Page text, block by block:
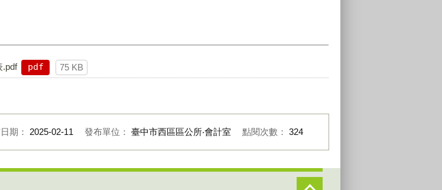
.pdf pdf 75 KB
期： 2025-02-11 發布單位： 臺中市西區區公所‧會計室 點閱次數： 324